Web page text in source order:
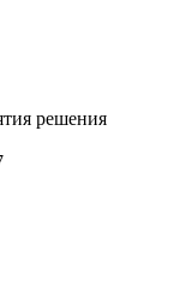
решения